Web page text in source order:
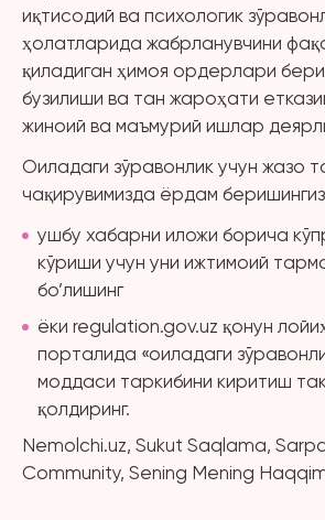
иқтисодий ва психологик
ҳолатларида жабрланувчини
қиладиган ҳимоя ордерлари
бузилиши ва тан жароҳати
жиноий ва маъмурий ишлар
Оиладаги зўравонлик учун жазо
чақирувимизда ёрдам
ушбу хабарни иложи борича
кўриши учун уни ижтимоий
бо’лишинг
ёки regulation.gov.uz қонун
порталида «оиладаги
моддаси таркибини киритиш
қолдиринг.
Nemolchi.uz, Sukut Saqlama,
Community, Sening Mening